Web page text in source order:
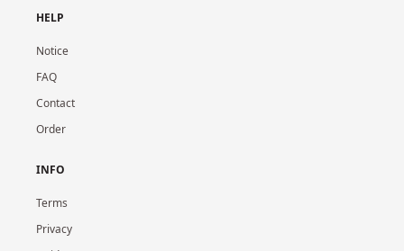
HELP
Notice
FAQ
Contact
Order
INFO
Terms
Privacy